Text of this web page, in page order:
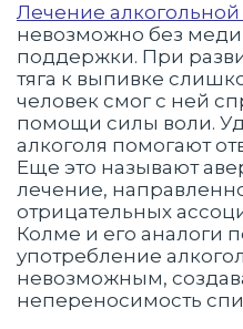
Лечение
невозможно без
поддержки. При
тяга к выпивке
человек смог с ней
помощи силы воли.
алкоголя помогают
Еще это называют
лечение,
отрицательных
Колме и его аналоги
употребление
невозможным,
непереносимость